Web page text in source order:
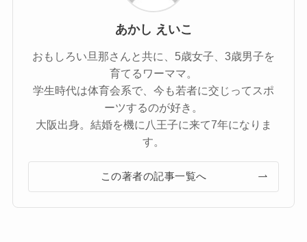
あかし えいこ
おもしろい旦那さんと共に、5歳女子、3歳男子を
育てるワーママ。
学生時代は体育会系で、今も若者に交じってスポ
ーツするのが好き。
大阪出身。結婚を機に八王子に来て7年になりま
す。
この著者の記事一覧へ